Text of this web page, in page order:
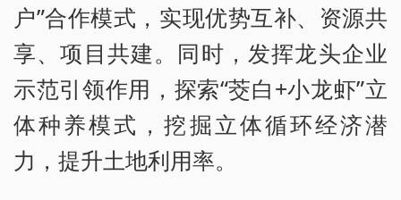
户”合作模式，实现优势互补、资源共
享、项目共建。同时，发挥龙头企业
示范引领作用，探索“茭白+小龙虾”立
体种养模式，挖掘立体循环经济潜
力，提升土地利用率。